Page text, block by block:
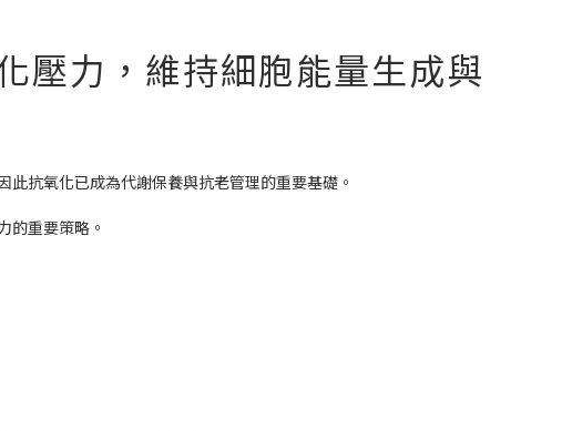
壓力，維持細胞能量生成與
抗氧化已成為代謝保養與抗老管理的重要基礎。
的重要策略。